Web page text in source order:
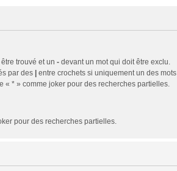
trouvé et un -devant un mot qui doit être exclu.
par des
entre crochets si uniquement un des mots
« * » comme joker pour des recherches partielles.
pour des recherches partielles.